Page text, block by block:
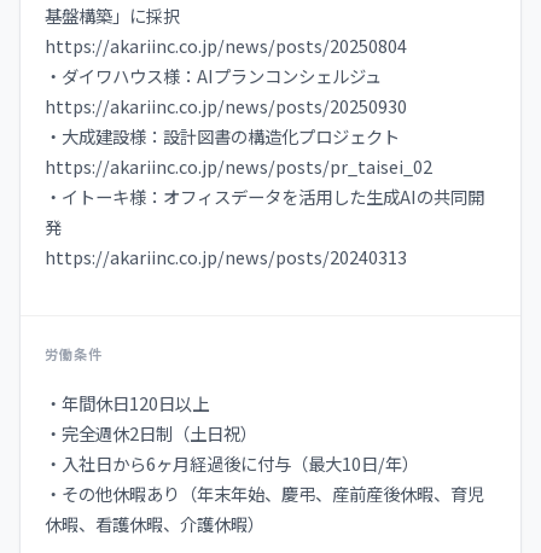
基盤構築」に採択
https://akariinc.co.jp/news/posts/20250804
・ダイワハウス様：AIプランコンシェルジュ
https://akariinc.co.jp/news/posts/20250930
・大成建設様：設計図書の構造化プロジェクト
https://akariinc.co.jp/news/posts/pr_taisei_02
・イトーキ様：オフィスデータを活用した生成AIの共同開
発
https://akariinc.co.jp/news/posts/20240313
労働条件
・年間休日120日以上
・完全週休2日制（土日祝）
・入社日から6ヶ月経過後に付与（最大10日/年）
・その他休暇あり（年末年始、慶弔、産前産後休暇、育児
休暇、看護休暇、介護休暇）